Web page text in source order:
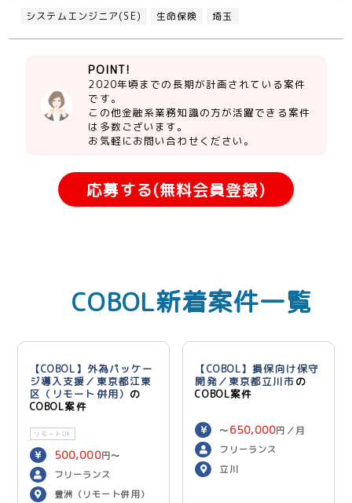
システムエンジニア(SE) 生命保険 埼玉
POINT!
2020年頃までの長期が計画されている案件
です。
この他金融系業務知識の方が活躍できる案件
は多数ございます。
お気軽にお問い合わせください。
応募する(無料会員登録)
COBOL新着案件一覧
【COBOL】外為パッケー
ジ導入支援／東京都江東
区（リモート併用） の
COBOL案件
リモートOK
500,000円〜
600,000 円／月
フリーランス
豊洲（リモート併用）
【COBOL】損保向け保守
開発／東京都立川市の
COBOL案件
〜 650,000円／月
フリーランス
立川